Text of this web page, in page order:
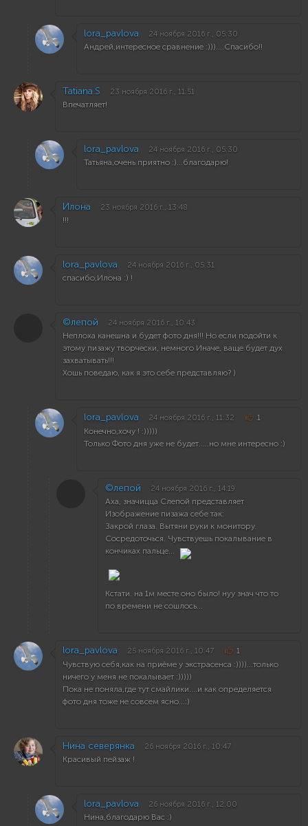
lora_pavlova 24 ноября 2016 г., 05:30
Андрей,интересное сравнение :)))....Спасибо!!
Tatiana.S 23 ноября 2016 г., 11:51
Впечатляет!
lora_pavlova 24 ноября 2016 г., 05:30
Татьяна,очень приятно :)...благодарю!
Илона 23 ноября 2016 г., 13:48
!!!
lora_pavlova 24 ноября 2016 г., 05:31
спасибо,Илона :) !
©лепой 24 ноября 2016 г., 10:43
Неплоха канешна и будет фото дня!!! Но если подойти к
этому пизажу творчески, немного Иначе, ваще будет дух
захватывать!!!
Хошь поведаю, как я это себе представляю? )
lora_pavlova 24 ноября 2016 г., 11:32 1
Конечно,хочу ! :)))))
Только Фото дня уже не будет.....но мне интересно :)
©лепой 24 ноября 2016 г., 14:19
Аха, значицца Слепой представляет
Изображение пизажа себе так:
Закрой глаза. Вытяни руки к монитору.
Сосредоточься. Чувствуешь покалывание в
кончиках пальце...
Кстати. на 1м месте оно было! нуу знач что то
по времени не сошлось...
lora_pavlova 25 ноября 2016 г., 10:47 1
Чувствую себя,как на приёме у экстрасенса :))))...только
ничего у меня не покалывает :)))))
Пока не поняла,где тут смайлики....и как определяется
фото дня тоже не совсем ясно...:)
Нина северянка 26 ноября 2016 г., 10:47
Красивый пейзаж !
lora_pavlova 26 ноября 2016 г., 12:00
Нина,благодарю Вас :)